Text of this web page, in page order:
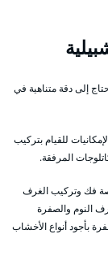
إلى دقة متناهية في
للقيام بتركيب
المرفقة.
فك وتركيب الغرف
النوم والصفرة
بأجود أنواع الأخشاب